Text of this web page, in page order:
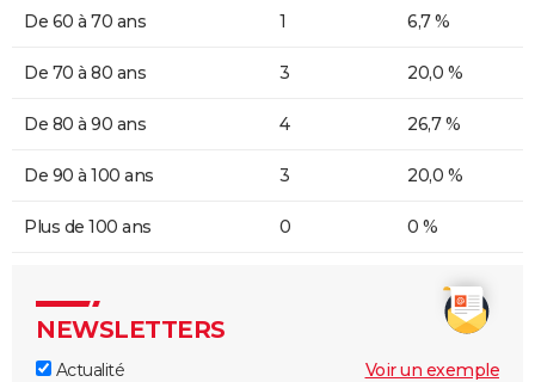
De 60 à 70 ans 1 6,7 %
De 70 à 80 ans 3 20,0 %
De 80 à 90 ans 4 26,7 %
De 90 à 100 ans 3 20,0 %
Plus de 100 ans 0 0 %
NEWSLETTERS
Actualité
Voir un exemple